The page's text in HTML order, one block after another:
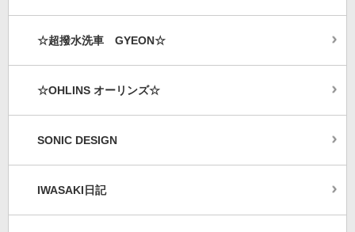
☆超撥水洗車 GYEON☆
☆OHLINS オーリンズ☆
SONIC DESIGN
IWASAKI日記